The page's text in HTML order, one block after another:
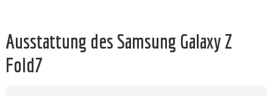
Ausstattung des Samsung Galaxy Z
Fold7